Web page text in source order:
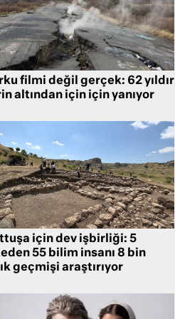
filmi değil gerçek: 62 yıldır
altından için için yanıyor
için dev işbirliği: 5
55 bilim insanı 8 bin
geçmişi araştırıyor